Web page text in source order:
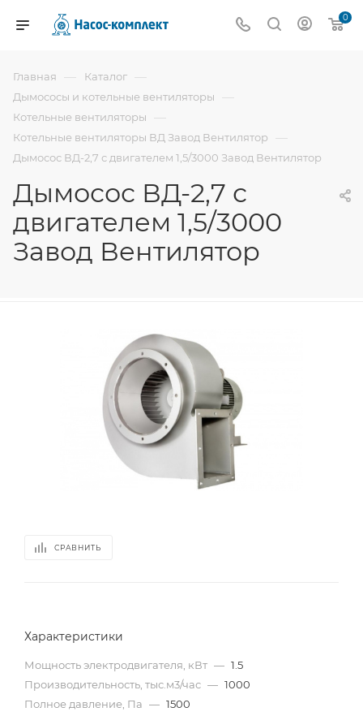
0
Главная — Каталог —
Дымососы и котельные вентиляторы —
Котельные вентиляторы —
Котельные вентиляторы ВД Завод Вентилятор —
Дымосос ВД-2,7 с двигателем 1,5/3000 Завод Вентилятор
Дымосос ВД-2,7 с
двигателем 1,5/3000
Завод Вентилятор
СРАВНИТЬ
Характеристики
Мощность электродвигателя, кВт — 1.5
Производительность, тыс.м3/час — 1000
Полное давление, Па — 1500